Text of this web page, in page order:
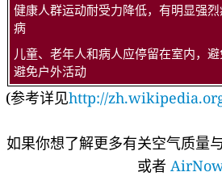
健康人群运动耐受力降低，有明显强
病
儿童、老年人和病人应停留在室内，
避免户外活动
(参考详见http://
如果你想了解更多有关空气质量
或者